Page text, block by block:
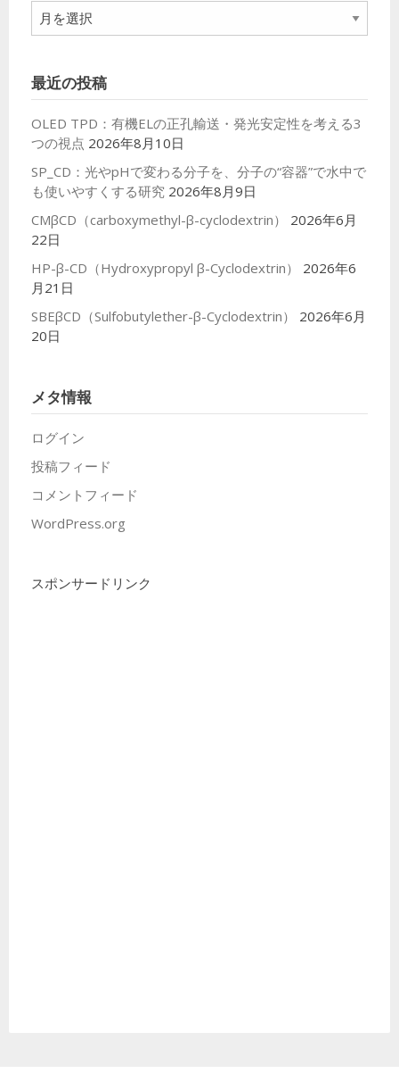
ア
ー
ブ
最近の投稿
OLED TPD：有機ELの正孔輸送・発光安定性を考える3
つの視点 2026年8月10日
SP_CD：光やpHで変わる分子を、分子の“容器”で水中で
も使いやすくする研究 2026年8月9日
CMβCD（carboxymethyl-β-cyclodextrin）
2026年6月
22日
HP-β-CD（Hydroxypropyl β-Cyclodextrin）
2026年6
月21日
SBEβCD（Sulfobutylether-β-Cyclodextrin）
2026年6月
20日
メタ情報
ログイン
投稿フィード
コメントフィード
WordPress.org
スポンサードリンク